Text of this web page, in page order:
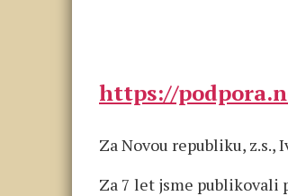
https://
Za Novou republiku, z.s.,
Za 7 let jsme publikovali